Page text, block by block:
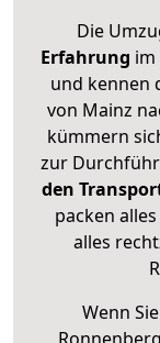
Die
Erfahrung im
und kennen
von Mainz
kümmern
zur
den
packen
alles
Wenn